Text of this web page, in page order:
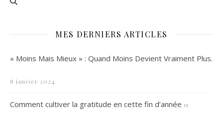
MES DERNIERS ARTICLES
« Moins Mais Mieux » : Quand Moins Devient Vraiment Plus.
8 janvier 2024
Comment cultiver la gratitude en cette fin d’année 15